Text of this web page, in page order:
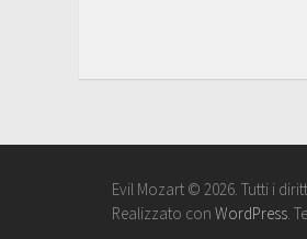
Evil Mozart © 2026. Tutti i
Realizzato con WordPress.